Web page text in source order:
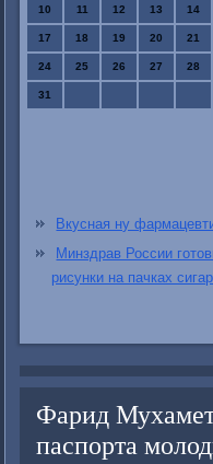
10 11 12 13 14
17 18 19 20 21
24 25 26 27 28
31
Вкусная ну
Минздрав России
рисунки на пачках
Фарид
паспорта